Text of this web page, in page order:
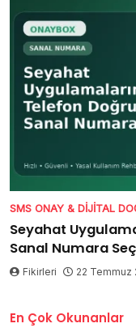
SMS ONAY & DIJITAL
Seyahat
Sanal Numara
Fikirleri 22 Temmuz
En Çok Okunanlar